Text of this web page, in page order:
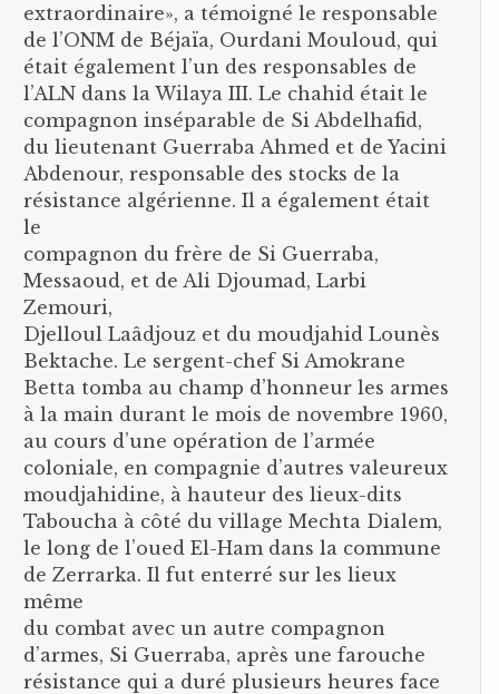
extraordinaire», a témoigné le responsable
de l’ONM de Béjaïa, Ourdani Mouloud, qui
était également l’un des responsables de
l’ALN dans la Wilaya III. Le chahid était le
compagnon inséparable de Si Abdelhafid,
du lieutenant Guerraba Ahmed et de Yacini
Abdenour, responsable des stocks de la
résistance algérienne. Il a également était
le
compagnon du frère de Si Guerraba,
Messaoud, et de Ali Djoumad, Larbi
Zemouri,
Djelloul Laâdjouz et du moudjahid Lounès
Bektache. Le sergent-chef Si Amokrane
Betta tomba au champ d’honneur les armes
à la main durant le mois de novembre 1960,
au cours d’une opération de l’armée
coloniale, en compagnie d’autres valeureux
moudjahidine, à hauteur des lieux-dits
Taboucha à côté du village Mechta Dialem,
le long de l’oued El-Ham dans la commune
de Zerrarka. Il fut enterré sur les lieux
même
du combat avec un autre compagnon
d’armes, Si Guerraba, après une farouche
résistance qui a duré plusieurs heures face